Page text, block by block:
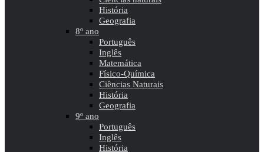
História
Geografia
8º ano
Português
Inglês
Matemática
Físico-Química
Ciências Naturais
História
Geografia
9º ano
Português
Inglês
História